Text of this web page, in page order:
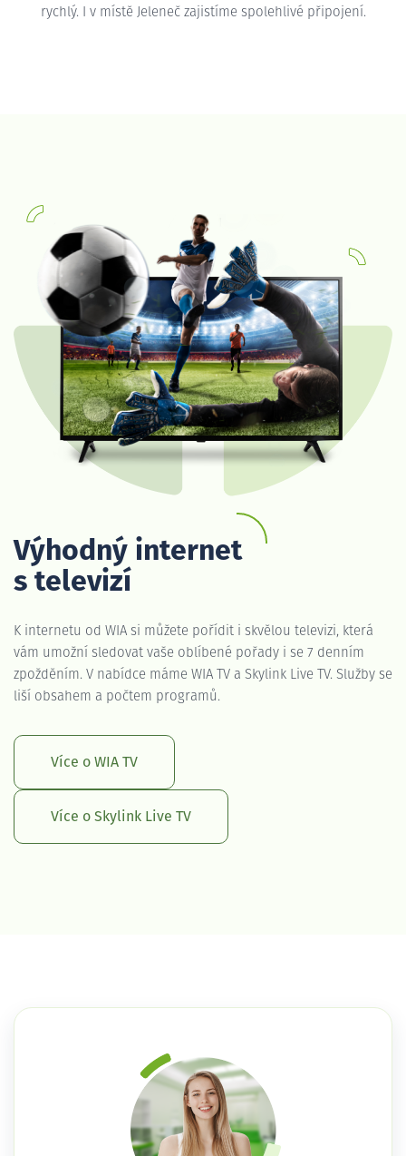
rychlý. I v místě Jeleneč zajistíme spolehlivé připojení.
Výhodný internet
s televizí
K internetu od WIA si můžete pořídit i skvělou televizi, která
vám umožní sledovat vaše oblíbené pořady i se 7 denním
zpožděním. V nabídce máme WIA TV a Skylink Live TV. Služby se
liší obsahem a počtem programů.
Více o WIA TV
Více o Skylink Live TV